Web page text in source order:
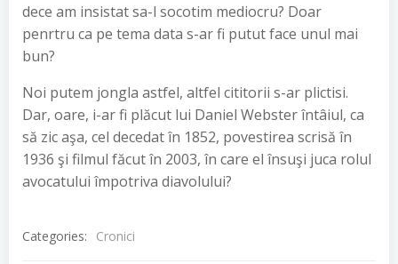
dece am insistat sa-l socotim mediocru? Doar
penrtru ca pe tema data s-ar fi putut face unul mai
bun?
Noi putem jongla astfel, altfel cititorii s-ar plictisi.
Dar, oare, i-ar fi plăcut lui Daniel Webster întâiul, ca
să zic aşa, cel decedat în 1852, povestirea scrisă în
1936 şi filmul făcut în 2003, în care el însuşi juca rolul
avocatului împotriva diavolului?
Categories: Cronici